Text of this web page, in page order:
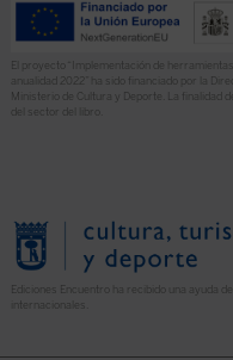
El proyecto “Implementación de
anualidad 2022” ha sido financiado por la
Ministerio de Cultura y Deporte. La finalidad
del sector del libro.
Ediciones Encuentro ha recibido una ayuda